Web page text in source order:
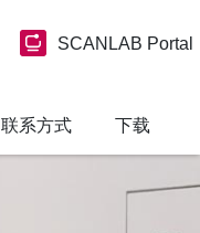
SCANLAB Portal
联系方式 下载